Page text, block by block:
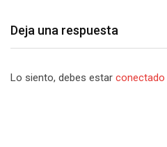
Deja una respuesta
Lo siento, debes estar conectado